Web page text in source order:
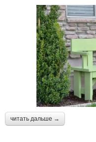
читать дальше →